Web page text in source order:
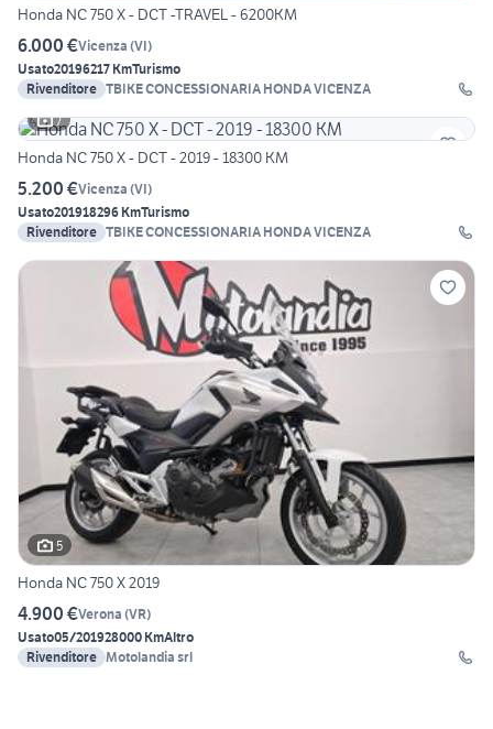
Honda NC 750 X - DCT -TRAVEL - 6200KM
6.000 €Vicenza (VI)
Usato20196217 KmTurismo
Rivenditore TBIKE CONCESSIONARIA HONDA VICENZA
7
Honda NC 750 X - DCT - 2019 - 18300 KM
5.200 €Vicenza (VI)
Usato201918296 KmTurismo
Rivenditore TBIKE CONCESSIONARIA HONDA VICENZA
5
Honda NC 750 X 2019
4.900 €Verona (VR)
Usato05/201928000 KmAltro
Rivenditore Motolandia srl